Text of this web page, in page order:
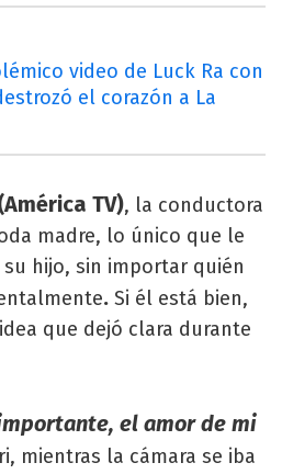
video de Luck Ra con
el corazón a La
TV), la conductora
madre, lo único que le
hijo, sin importar quién
. Si él está bien,
que dejó clara durante
el amor de mi
mientras la cámara se iba